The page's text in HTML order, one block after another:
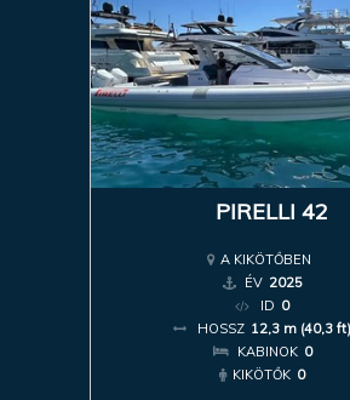
PIRELLI 42
A KIKÖTŐBEN
ÉV 2025
ID 0
HOSSZ 12,3 m (40,3 ft)
KABINOK 0
KIKÖTŐK 0